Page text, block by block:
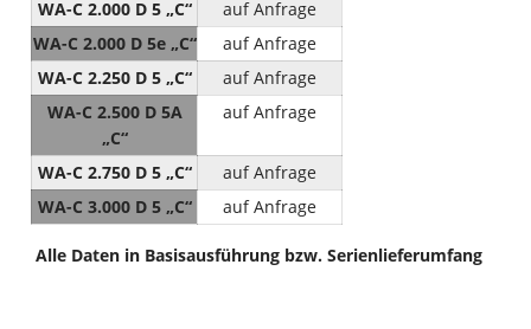
WA-C 2.000 D 5 „C“
auf Anfrage
WA-C 2.000 D 5e „C“
auf Anfrage
WA-C 2.250 D 5 „C“
auf Anfrage
WA-C 2.500 D 5A
„C“
auf Anfrage
WA-C 2.750 D 5 „C“
auf Anfrage
WA-C 3.000 D 5 „C“
auf Anfrage
Alle Daten in Basisausführung bzw. Serienlieferumfang